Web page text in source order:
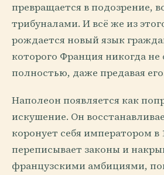
превращается в подозрение,
трибуналами. И всё же из
рождается новый язык
которого Франция никогда не
полностью, даже предавая
Наполеон появляется как
искушение. Он
коронует себя императором в
переписывает законы и
французскими амбициями,